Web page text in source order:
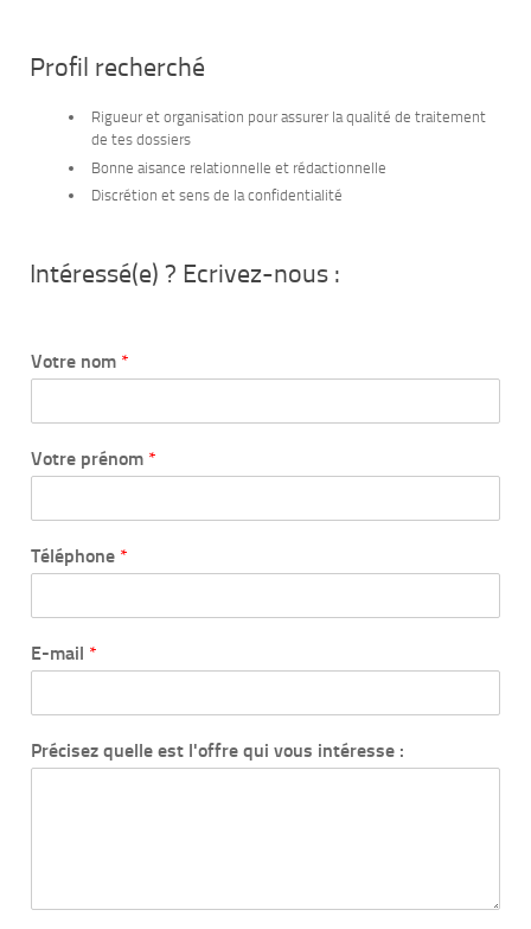
Profil recherché
Rigueur et organisation pour assurer la qualité de traitement
de tes dossiers
Bonne aisance relationnelle et rédactionnelle
Discrétion et sens de la confidentialité
Intéressé(e) ? Ecrivez-nous :
Votre nom *
Votre prénom *
Téléphone *
E-mail *
Précisez quelle est l'offre qui vous intéresse :